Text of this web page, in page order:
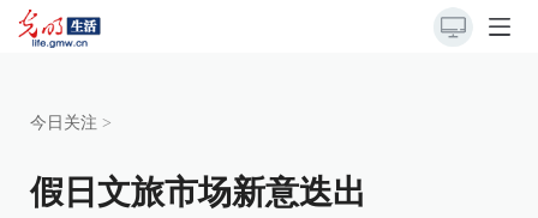
今日关注 >
假日文旅市场新意迭出